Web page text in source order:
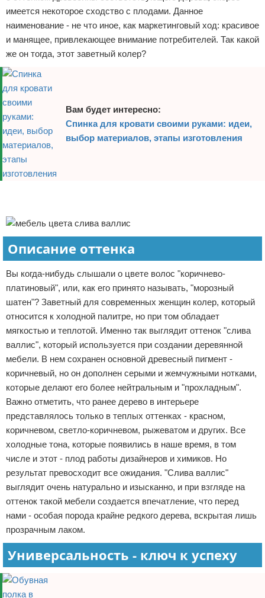
имеется некоторое сходство с плодами. Данное
наименование - не что иное, как маркетинговый ход: красивое
и манящее, привлекающее внимание потребителей. Так какой
же он тогда, этот заветный колер?
Вам будет интересно:
Спинка для кровати своими руками: идеи,
выбор материалов, этапы изготовления
Описание оттенка
Вы когда-нибудь слышали о цвете волос "коричнево-
платиновый", или, как его принято называть, "морозный
шатен"? Заветный для современных женщин колер, который
относится к холодной палитре, но при том обладает
мягкостью и теплотой. Именно так выглядит оттенок "слива
валлис", который используется при создании деревянной
мебели. В нем сохранен основной древесный пигмент -
коричневый, но он дополнен серыми и жемчужными нотками,
которые делают его более нейтральным и "прохладным".
Важно отметить, что ранее дерево в интерьере
представлялось только в теплых оттенках - красном,
коричневом, светло-коричневом, рыжеватом и других. Все
холодные тона, которые появились в наше время, в том
числе и этот - плод работы дизайнеров и химиков. Но
результат превосходит все ожидания. "Слива валлис"
выглядит очень натурально и изысканно, и при взгляде на
оттенок такой мебели создается впечатление, что перед
нами - особая порода крайне редкого дерева, вскрытая лишь
прозрачным лаком.
Универсальность - ключ к успеху